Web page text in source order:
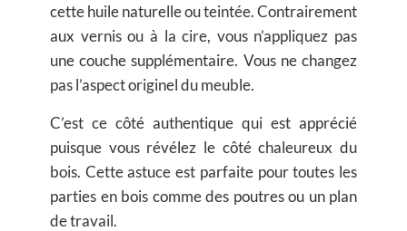
cette huile naturelle ou teintée. Contrairement
aux vernis ou à la cire, vous n’appliquez pas
une couche supplémentaire. Vous ne changez
pas l’aspect originel du meuble.
C’est ce côté authentique qui est apprécié
puisque vous révélez le côté chaleureux du
bois. Cette astuce est parfaite pour toutes les
parties en bois comme des poutres ou un plan
de travail.